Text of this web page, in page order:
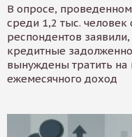
В опросе,
среди 1,2 тыс. человек
респондентов
кредитные
вынуждены тратить
ежемесячного доход